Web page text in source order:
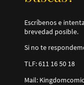
Escríbenos e
brevedad posible.
Si no te
TLF: 611 16 50 18
Mail: